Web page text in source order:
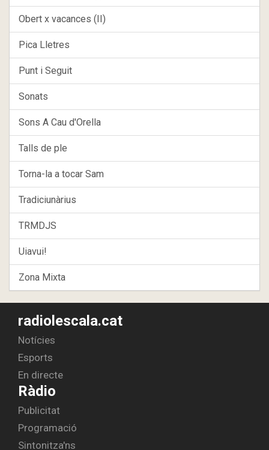
Obert x vacances (II)
Pica Lletres
Punt i Seguit
Sonats
Sons A Cau d'Orella
Talls de ple
Torna-la a tocar Sam
Tradiciunàrius
TRMDJS
Uiavui!
Zona Mixta
radiolescala.cat
Notícies
Esports
En directe
Ràdio
Publicitat
Programació
Sintonitza'ns